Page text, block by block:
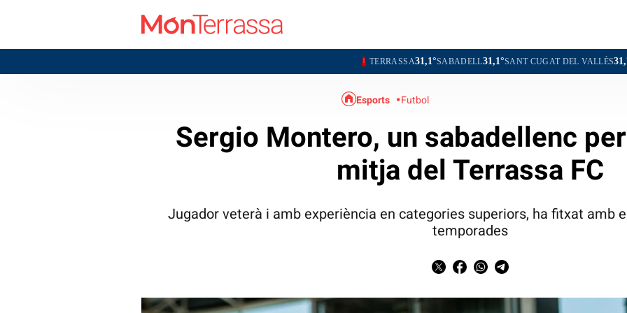
31,1°SABADELL31,1°SANT CUGAT DEL VALLÈS31,7°RUBÍ31,7°
Esports Futbol
Sergio Montero, un sabadellenc
mitja del Terrassa FC
Jugador veterà i amb experiència en categories superiors, ha fitxat amb
temporades